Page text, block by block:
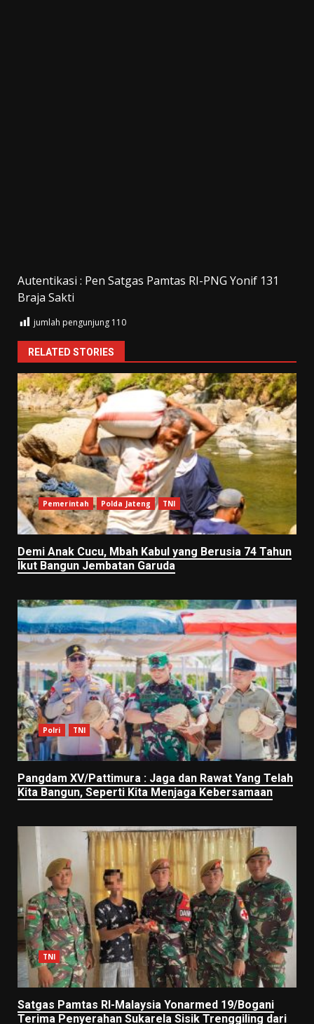
Autentikasi : Pen Satgas Pamtas RI-PNG Yonif 131
Braja Sakti
jumlah pengunjung 110
RELATED STORIES
Pemerintah Polda Jateng TNI
Demi Anak Cucu, Mbah Kabul yang Berusia 74 Tahun
Ikut Bangun Jembatan Garuda
Polri TNI
Pangdam XV/Pattimura : Jaga dan Rawat Yang Telah
Kita Bangun, Seperti Kita Menjaga Kebersamaan
TNI
Satgas Pamtas RI-Malaysia Yonarmed 19/Bogani
Terima Penyerahan Sukarela Sisik Trenggiling dari